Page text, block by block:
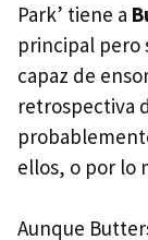
Park’ tiene a
principal pero
capaz de
retrospectiva
ellos, o por lo
Aunque